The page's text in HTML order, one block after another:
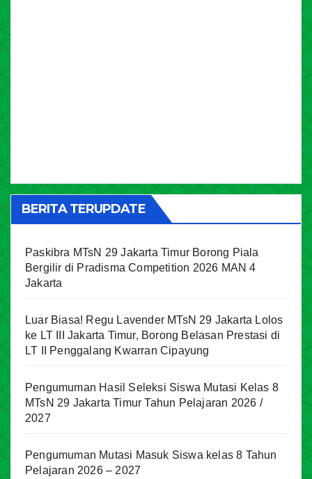
BERITA TERUPDATE
Paskibra MTsN 29 Jakarta Timur Borong Piala
Bergilir di Pradisma Competition 2026 MAN 4
Jakarta
Luar Biasa! Regu Lavender MTsN 29 Jakarta Lolos
ke LT III Jakarta Timur, Borong Belasan Prestasi di
LT II Penggalang Kwarran Cipayung
Pengumuman Hasil Seleksi Siswa Mutasi Kelas 8
MTsN 29 Jakarta Timur Tahun Pelajaran 2026 /
2027
Pengumuman Mutasi Masuk Siswa kelas 8 Tahun
Pelajaran 2026 – 2027